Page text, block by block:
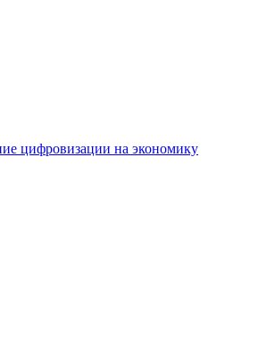
цифровизации на экономику